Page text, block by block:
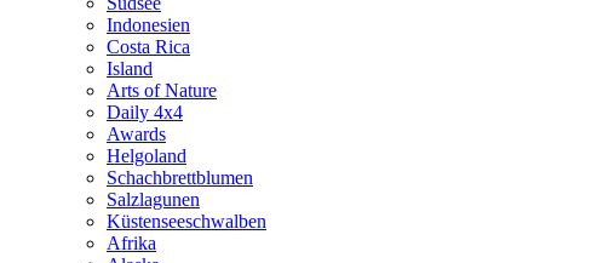
Indonesien
Costa Rica
Island
Arts of Nature
Daily 4x4
Awards
Helgoland
Schachbrettblumen
Salzlagunen
Küstenseeschwalben
Afrika